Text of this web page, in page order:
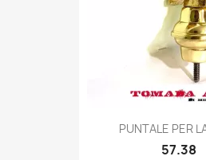
Quick
PUNTALE PER
57.38